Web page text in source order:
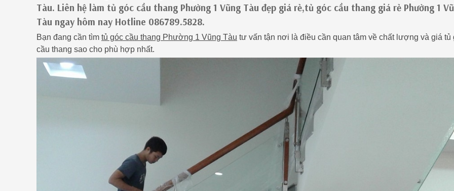
Tàu. Liên hệ làm tủ góc cầu thang Phường 1 Vũng Tàu đẹp giá rẻ,tủ góc cầu thang giá rẻ Phường 1
Tàu ngay hôm nay Hotline 086789.5828.
Bạn đang cần tìm tủ góc cầu thang Phường 1 Vũng Tàu tư vấn tận nơi là điều cần quan tâm về chất lượng và giá tủ
cầu thang sao cho phù hợp nhất.